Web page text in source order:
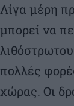
Λίγα μέρη
μπορεί να
πολλές
χώρας. Οι